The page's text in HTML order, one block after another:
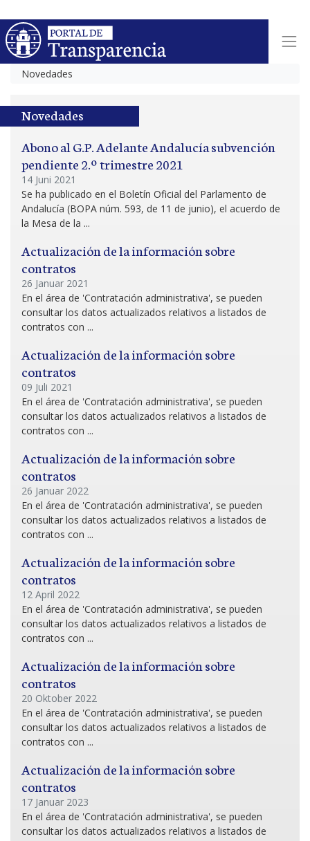
Novedades
Novedades
Abono al G.P. Adelante Andalucía subvención
pendiente 2.º trimestre 2021
14 Juni 2021
Se ha publicado en el Boletín Oficial del Parlamento de
Andalucía (BOPA núm. 593, de 11 de junio), el acuerdo de
la Mesa de la ...
Actualización de la información sobre
contratos
26 Januar 2021
En el área de 'Contratación administrativa', se pueden
consultar los datos actualizados relativos a listados de
contratos con ...
Actualización de la información sobre
contratos
09 Juli 2021
En el área de 'Contratación administrativa', se pueden
consultar los datos actualizados relativos a listados de
contratos con ...
Actualización de la información sobre
contratos
26 Januar 2022
En el área de 'Contratación administrativa', se pueden
consultar los datos actualizados relativos a listados de
contratos con ...
Actualización de la información sobre
contratos
12 April 2022
En el área de 'Contratación administrativa', se pueden
consultar los datos actualizados relativos a listados de
contratos con ...
Actualización de la información sobre
contratos
20 Oktober 2022
En el área de 'Contratación administrativa', se pueden
consultar los datos actualizados relativos a listados de
contratos con ...
Actualización de la información sobre
contratos
17 Januar 2023
En el área de 'Contratación administrativa', se pueden
consultar los datos actualizados relativos a listados de